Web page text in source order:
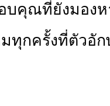
บคุณที่ยังมองห
ทุกครั้งที่ตัวอัก